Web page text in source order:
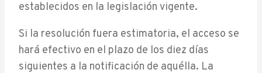
establecidos en la legislación vigente.
Si la resolución fuera estimatoria, el acceso se
hará efectivo en el plazo de los diez días
siguientes a la notificación de aquélla. La